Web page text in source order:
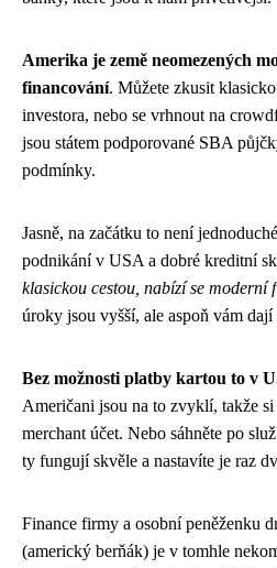
Amerika je země neomezených
financování. Můžete zkusit
investora, nebo se vrhnout na
jsou státem podporované SBA
podmínky.
Jasně, na začátku to není
podnikání v USA a dobré kreditní
klasickou cestou, nabízí se moderní
úroky jsou vyšší, ale aspoň vám dají
Bez možnosti platby kartou to v
Američani jsou na to zvyklí, takže si
merchant účet. Nebo sáhněte po
ty fungují skvěle a nastavíte je raz
Finance firmy a osobní peněženku
(americký berňák) je v tomhle